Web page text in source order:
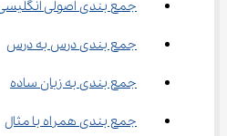
جمع‌ بندی اصولی انگلیسی هفتم
جمع ‌بندی درس ‌به ‌درس
جمع ‌بندی به زبان ساده
جمع ‌بندی همراه با مثال